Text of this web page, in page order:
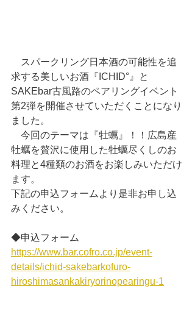
スパークリング日本酒の可能性を追
求する美しいお酒『ICHID°』と
SAKEbar古風路のペアリングイベント
第2弾を開催させていただくことになり
ました。
今回のテーマは『牡蠣』！！広島産
牡蠣を贅沢に使用した牡蠣尽くしのお
料理と4種類のお酒をお楽しみいただけ
ます。
下記の申込フォームより是非お申し込
みください。
◆申込フォーム
https://www.bar.cofro.co.jp/event-
details/ichid-sakebarkofuro-
hiroshimasankakiryorinopearingu-1